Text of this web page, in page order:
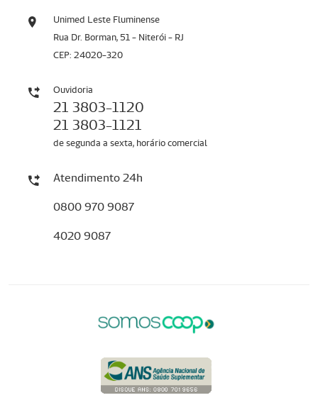
Unimed Leste Fluminense
Rua Dr. Borman, 51 - Niterói - RJ
CEP: 24020-320
Ouvidoria
21 3803-1120
21 3803-1121
de segunda a sexta, horário comercial
Atendimento 24h
0800 970 9087
4020 9087